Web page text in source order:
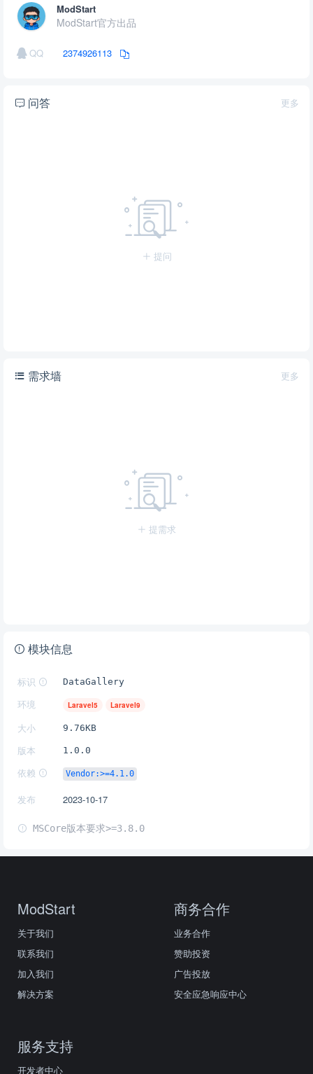
ModStart
ModStart官方出品
QQ 2374926113
更多
问答
提问
更多
需求墙
提需求
模块信息
标识 DataGallery
环境 Laravel5 Laravel9
大小 9.76KB
版本 1.0.0
依赖 Vendor:>=4.1.0
发布 2023-10-17
MSCore版本要求>=3.8.0
ModStart
关于我们
联系我们
加入我们
解决方案
商务合作
业务合作
赞助投资
广告投放
安全应急响应中心
服务支持
开发者中心